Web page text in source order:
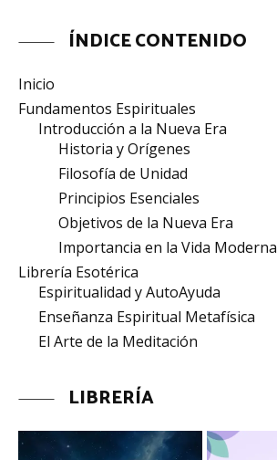
ÍNDICE CONTENIDO
Inicio
Fundamentos Espirituales
Introducción a la Nueva Era
Historia y Orígenes
Filosofía de Unidad
Principios Esenciales
Objetivos de la Nueva Era
Importancia en la Vida Moderna
Librería Esotérica
Espiritualidad y AutoAyuda
Enseñanza Espiritual Metafísica
El Arte de la Meditación
LIBRERÍA